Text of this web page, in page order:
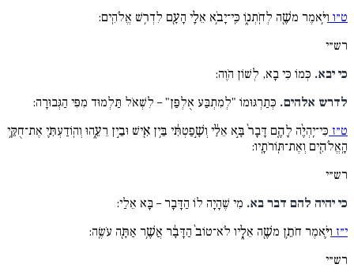
ט״ו וַיֹּ֥אמֶר משֶׁ֖ה לְחֹֽתְנ֑וֹ כִּֽי־יָבֹ֥א אֵלַ֛י הָעָ֖ם לִדְר֥שׁ אֱלֹהִֽים:
רש״י
כי יבא. כְּמוֹ כִּי בָא, לְשׁוֹן הֹוֶה:
לדרש אלהים. כְּתַרְגּוּמוֹ "לְמִתְבַּע אֻלְפַּן" – לִשְׁאֹל תַּלְמוּד מִפִּי הַגְּבוּרָה:
ט״ז כִּי־יִֽהְיֶ֨ה לָהֶ֤ם דָּבָר֙ בָּ֣א אֵלַ֔י וְשָׁ֣פַטְתִּ֔י בֵּ֥ין אִ֖ישׁ וּבֵ֣ין רֵעֵ֑הוּ וְהֽוֹדַעְתִּ֛י אֶת־חֻקֵּ֥י
הָֽאֱלֹהִ֖ים וְאֶת־תּֽוֹרֹתָֽיו:
רש״י
כי יהיה להם דבר בא. מִי שֶׁהָיָה לוֹ הַדָּבָר – בָּא אֵלַי:
י״ז וַיֹּ֛אמֶר חֹתֵ֥ן משֶׁ֖ה אֵלָ֑יו לֹא־טוֹב֙ הַדָּבָ֔ר אֲשֶׁ֥ר אַתָּ֖ה עֹשֶֽׂה:
רש״י